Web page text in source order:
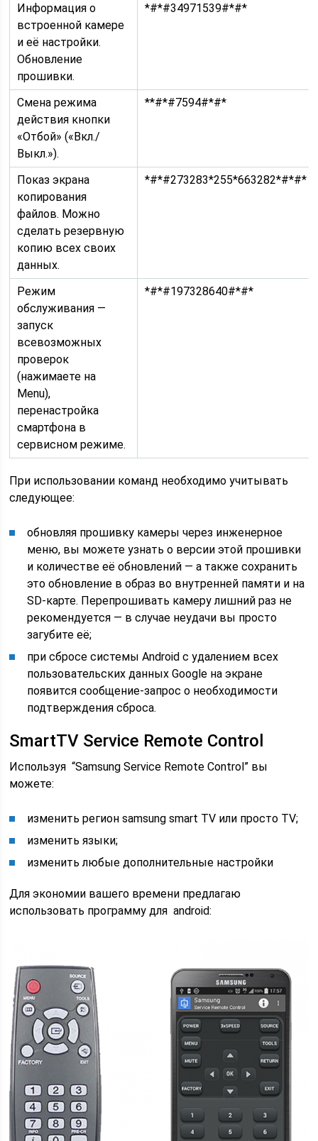
Информация о
встроенной камере
и её настройки.
Обновление
прошивки.
*#*#34971539#*#*
Смена режима
действия кнопки
«Отбой» («Вкл./
Выкл.»).
**#*#7594#*#*
Показ экрана
копирования
файлов. Можно
сделать резервную
копию всех своих
данных.
*#*#273283*255*663282*#*#*
Режим
обслуживания —
запуск
всевозможных
проверок
(нажимаете на
Menu),
перенастройка
смартфона в
сервисном режиме.
*#*#197328640#*#*
При использовании команд необходимо учитывать
следующее:
обновляя прошивку камеры через инженерное
меню, вы можете узнать о версии этой прошивки
и количестве её обновлений — а также сохранить
это обновление в образ во внутренней памяти и на
SD-карте. Перепрошивать камеру лишний раз не
рекомендуется — в случае неудачи вы просто
загубите её;
при сбросе системы Android с удалением всех
пользовательских данных Google на экране
появится сообщение-запрос о необходимости
подтверждения сброса.
SmartTV Service Remote Control
Используя “Samsung Service Remote Control” вы
можете:
изменить регион samsung smart TV или просто TV;
изменить языки;
изменить любые дополнительные настройки
Для экономии вашего времени предлагаю
использовать программу для android: